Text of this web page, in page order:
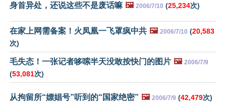
身首异处，还说这些不是废话嘛 🖼️ 2006/7/10 (25,234次)
在家上网需备案！火凤凰一飞罩疯中共 🖼️ 2006/7/10 (20,583
次)
毛失态！一张记者哆嗦半天没敢按快门的图片 🖼️ 2006/7/9
(53,081次)
从拘留所“嫖娼号”听到的“国家绝密” 🖼️ 2006/7/9 (42,479次)